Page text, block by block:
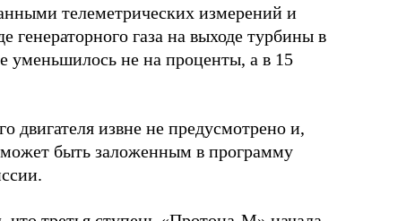
телеметрических измерений и
генераторного газа на выходе турбины в
уменьшилось не на проценты, а в 15
двигателя извне не предусмотрено и,
может быть заложенным в программу